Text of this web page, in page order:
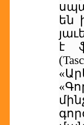
են
է
(